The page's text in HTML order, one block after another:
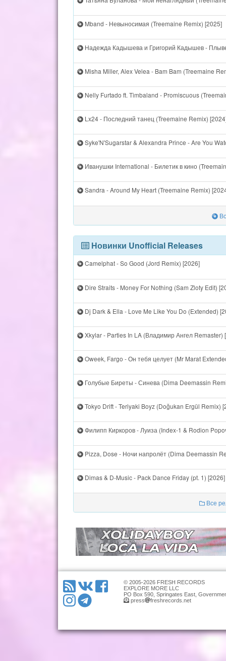
Mband - Невыносимая (Treemaine Remix) [2025]
Надежда Кадышева и Григорий Кадышев -
Misha Miller, Alex Velea - Bam Bam (Treemaine
Nelly Furtado ft. Timbaland - Promiscuous
Lx24 - Последний танец (Treemaine Remix)
Syke'N'Sugarstar & Alexandra Prince - Are You
Иванушки International - Билетик в кино
Sandra - Around My Heart (Treemaine Remix)
Новинки Unofficial Releases
Camelphat - So Good (Jord Remix) [2026]
Dire Straits - Money For Nothing (Sam Zloty Edit)
Dj Dark & Ella - Love Me Like You Do (Extended)
Xkylar - Parties In LA (Владимир Ангел Remaster)
Oweek, Fargo - Он тебя целует (Mr Marat
Голубые Биреты - Синева (Dima Deemassin
Tokyo Drift - Teriyaki Boyz (Doğukan Ergül Remix)
Филипп Киркоров - Луиза (Index-1 & Rodion
Pizza, Dose - Ночи напролёт (Dima Deemassin
Dimas & D-Music - Pack Dance Friday (pt. 1) [2026]
Все
© 2005-2026 FRESH RECORDS
EXPLORE MORE LLC
PO Box 590, Springates East,
press
freshrecords.net